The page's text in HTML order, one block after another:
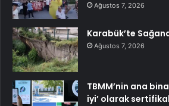
Ağustos 7, 2026
Karabük’te
Ağustos 7, 2026
TBMM’nin ana
iyi’ olarak